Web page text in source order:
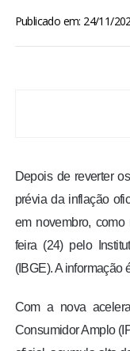
ENQUETE
TV LPB
COLUNISTAS
Publicado em: 24/11/
Depois de reverter
prévia da inflação
em novembro, como
feira (24) pelo
(IBGE). A informação
Com a nova
Consumidor Amplo